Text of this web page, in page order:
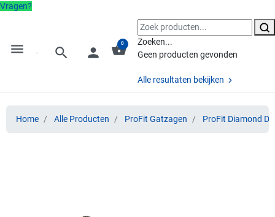
Vragen?
menu search person shopping_basket
0
Zoeken...
Geen producten gevonden
Alle resultaten bekijken
Home Alle Producten ProFit Gatzagen ProFit Diamond